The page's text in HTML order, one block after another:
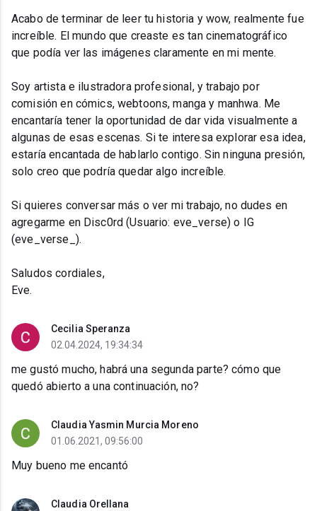
Acabo de terminar de leer tu historia y wow, realmente fue
increíble. El mundo que creaste es tan cinematográfico
que podía ver las imágenes claramente en mi mente.
Soy artista e ilustradora profesional, y trabajo por
comisión en cómics, webtoons, manga y manhwa. Me
encantaría tener la oportunidad de dar vida visualmente a
algunas de esas escenas. Si te interesa explorar esa idea,
estaría encantada de hablarlo contigo. Sin ninguna presión,
solo creo que podría quedar algo increíble.
Si quieres conversar más o ver mi trabajo, no dudes en
agregarme en Disc0rd (Usuario: eve_verse) o IG
(eve_verse_).
Saludos cordiales,
Eve.
Cecilia Speranza
02.04.2024, 19:34:34
me gustó mucho, habrá una segunda parte? cómo que
quedó abierto a una continuación, no?
Claudia Yasmin Murcia Moreno
01.06.2021, 09:56:00
Muy bueno me encantó
Claudia Orellana